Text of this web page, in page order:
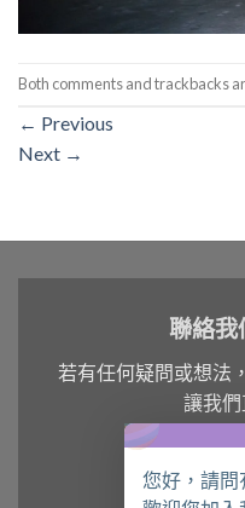
Both comments and trackbacks
← Previous
Next →
聯絡我
若有任何疑問或想法
讓我
您好，請問